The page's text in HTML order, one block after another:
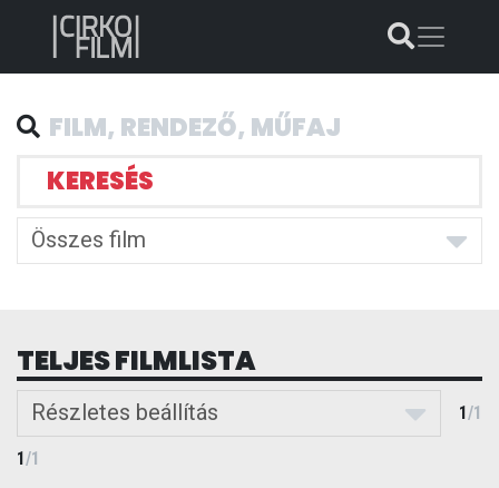
KERESÉS
Összes film
TELJES FILMLISTA
Részletes beállítás 1/1
1/1